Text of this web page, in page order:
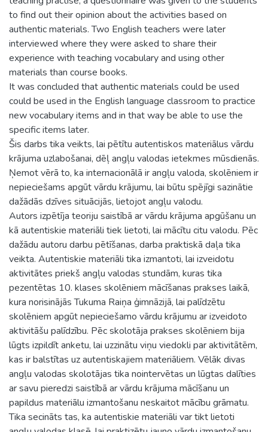
to find out their opinion about the activities based on
authentic materials. Two English teachers were later
interviewed where they were asked to share their
experience with teaching vocabulary and using other
materials than course books.
It was concluded that authentic materials could be used
could be used in the English language classroom to practice
new vocabulary items and in that way be able to use the
specific items later.
Šis darbs tika veikts, lai pētītu autentiskos materiālus vārdu
krājuma uzlabošanai, dēļ angļu valodas ietekmes mūsdienās.
Ņemot vērā to, ka internacionālā ir angļu valoda, skolēniem ir
nepieciešams apgūt vārdu krājumu, lai būtu spējīgi sazinātie
dažādās dzīves situācijās, lietojot angļu valodu.
Autors izpētīja teoriju saistībā ar vārdu krājuma apgūšanu un
kā autentiskie materiāli tiek lietoti, lai mācītu citu valodu. Pēc
dažādu autoru darbu pētīšanas, darba praktiskā daļa tika
veikta. Autentiskie materiāli tika izmantoti, lai izveidotu
aktivitātes priekš angļu valodas stundām, kuras tika
pezentētas 10. klases skolēniem mācīšanas prakses laikā,
kura norisinājās Tukuma Raiņa ģimnāzijā, lai palīdzētu
skolēniem apgūt nepieciešamo vārdu krājumu ar izveidoto
aktivitāšu palīdzību. Pēc skolotāja prakses skolēniem bija
lūgts izpildīt anketu, lai uzzinātu viņu viedokli par aktivitātēm,
kas ir balstītas uz autentiskajiem materiāliem. Vēlāk divas
angļu valodas skolotājas tika nointervētas un lūgtas dalīties
ar savu pieredzi saistībā ar vārdu krājuma mācīšanu un
papildus materiālu izmantošanu neskaitot mācību grāmatu.
Tika secināts tas, ka autentiskie materiāli var tikt lietoti